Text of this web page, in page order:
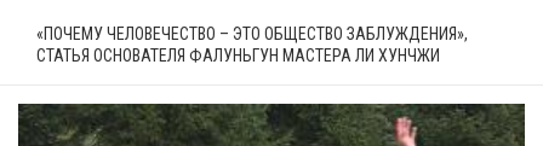
«ПОЧЕМУ ЧЕЛОВЕЧЕСТВО – ЭТО ОБЩЕСТВО ЗАБЛУЖДЕНИЯ»,
СТАТЬЯ ОСНОВАТЕЛЯ ФАЛУНЬГУН МАСТЕРА ЛИ ХУНЧЖИ